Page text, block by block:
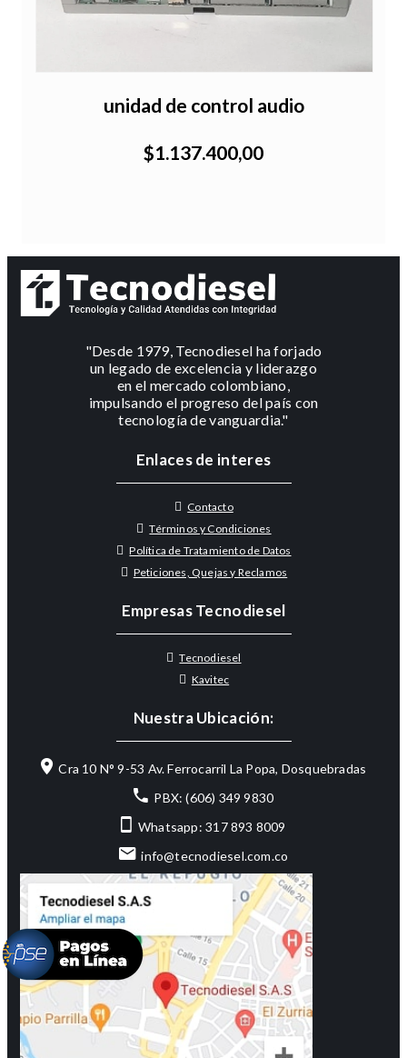
unidad de control audio
$1.137.400,00
"Desde 1979, Tecnodiesel ha forjado
un legado de excelencia y liderazgo
en el mercado colombiano,
impulsando el progreso del país con
tecnología de vanguardia."
Enlaces de interes
Contacto
Términos y Condiciones
Política de Tratamiento de Datos
Peticiones, Quejas y Reclamos
Empresas Tecnodiesel
Tecnodiesel
Kavitec
Nuestra Ubicación:
Cra 10 N° 9-53 Av. Ferrocarril La Popa, Dosquebradas
PBX: (606) 349 9830
Whatsapp: 317 893 8009
info@tecnodiesel.com.co